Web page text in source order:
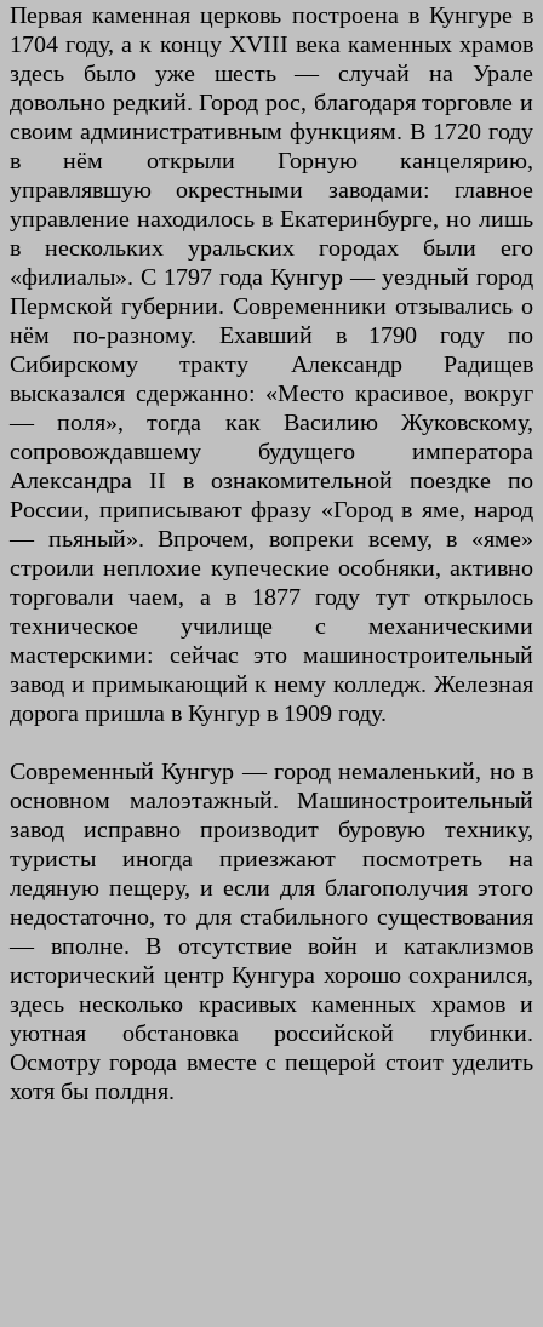
Первая каменная церковь построена в Кунгуре в
1704 году, а к концу XVIII века каменных храмов
здесь было уже шесть — случай на Урале
довольно редкий. Город рос, благодаря торговле и
своим административным функциям. В 1720 году
в нём открыли Горную канцелярию,
управлявшую окрестными заводами: главное
управление находилось в Екатеринбурге, но лишь
в нескольких уральских городах были его
«филиалы». С 1797 года Кунгур — уездный город
Пермской губернии. Современники отзывались о
нём по-разному. Ехавший в 1790 году по
Сибирскому тракту Александр Радищев
высказался сдержанно: «Место красивое, вокруг
— поля», тогда как Василию Жуковскому,
сопровождавшему будущего императора
Александра II в ознакомительной поездке по
России, приписывают фразу «Город в яме, народ
— пьяный». Впрочем, вопреки всему, в «яме»
строили неплохие купеческие особняки, активно
торговали чаем, а в 1877 году тут открылось
техническое училище с механическими
мастерскими: сейчас это машиностроительный
завод и примыкающий к нему колледж. Железная
дорога пришла в Кунгур в 1909 году.
Современный Кунгур — город немаленький, но в
основном малоэтажный. Машиностроительный
завод исправно производит буровую технику,
туристы иногда приезжают посмотреть на
ледяную пещеру, и если для благополучия этого
недостаточно, то для стабильного существования
— вполне. В отсутствие войн и катаклизмов
исторический центр Кунгура хорошо сохранился,
здесь несколько красивых каменных храмов и
уютная обстановка российской глубинки.
Осмотру города вместе с пещерой стоит уделить
хотя бы полдня.